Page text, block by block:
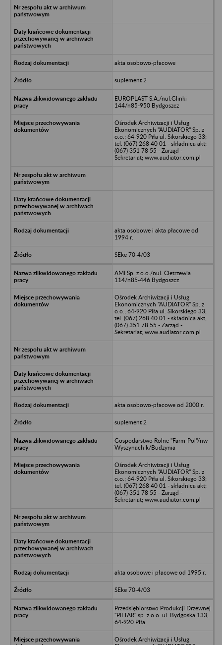
akta osobowo-płacowe
suplement 2
EUROPLAST S.A./nul.Glinki
144/n85-950 Bydgoszcz
Ośrodek Archiwizacji i Usług
Ekonomicznych "AUDIATOR" Sp. z
o.o.; 64-920 Piła ul. Sikorskiego 33;
tel. (067) 268 40 01 - składnica akt;
(067) 351 78 55 - Zarząd -
Sekretariat; www.audiator.com.pl
akta osobowe i akta płacowe od
1994 r.
SEke 70-4/03
AMI Sp. z o.o./nul. Cietrzewia
114/n85-446 Bydgoszcz
Ośrodek Archiwizacji i Usług
Ekonomicznych "AUDIATOR" Sp. z
o.o.; 64-920 Piła ul. Sikorskiego 33;
tel. (067) 268 40 01 - składnica akt;
(067) 351 78 55 - Zarząd -
Sekretariat; www.audiator.com.pl
akta osobowo-płacowe od 2000 r.
suplement 2
Gospodarstwo Rolne "Farm-Pol"/nw
Wyszynach k/Budzynia
Ośrodek Archiwizacji i Usług
Ekonomicznych "AUDIATOR" Sp. z
o.o.; 64-920 Piła ul. Sikorskiego 33;
tel. (067) 268 40 01 - składnica akt;
(067) 351 78 55 - Zarząd -
Sekretariat; www.audiator.com.pl
akta osobowe i płacowe od 1995 r.
SEke 70-4/03
Przedsiębiorstwo Produkcji Drzewnej
"PILTAR" sp. z o.o. ul. Bydgoska 133,
64-920 Piła
Ośrodek Archiwizacji i Usług